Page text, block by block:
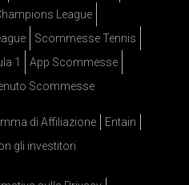
League
Scommesse Tennis
1
App Scommesse
Scommesse
di Affiliazione
Entain
gli investitori